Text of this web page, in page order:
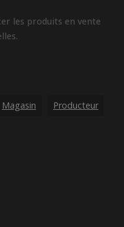
les produits en vente
Magasin Producteur